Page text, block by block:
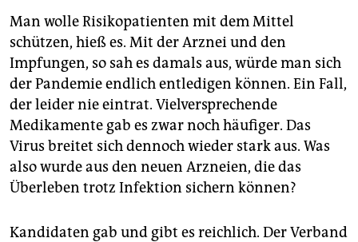
Man wolle Risikopatienten mit dem Mittel
schützen, hieß es. Mit der Arznei und den
Impfungen, so sah es damals aus, würde man sich
der Pandemie endlich entledigen können. Ein Fall,
der leider nie eintrat. Vielversprechende
Medikamente gab es zwar noch häufiger. Das
Virus breitet sich dennoch wieder stark aus. Was
also wurde aus den neuen Arzneien, die das
Überleben trotz Infektion sichern können?
Kandidaten gab und gibt es reichlich. Der Verband